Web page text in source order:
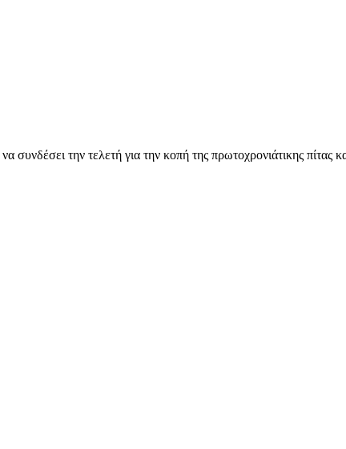
να συνδέσει την τελετή για την κοπή της πρωτοχρονιάτικης πίτας